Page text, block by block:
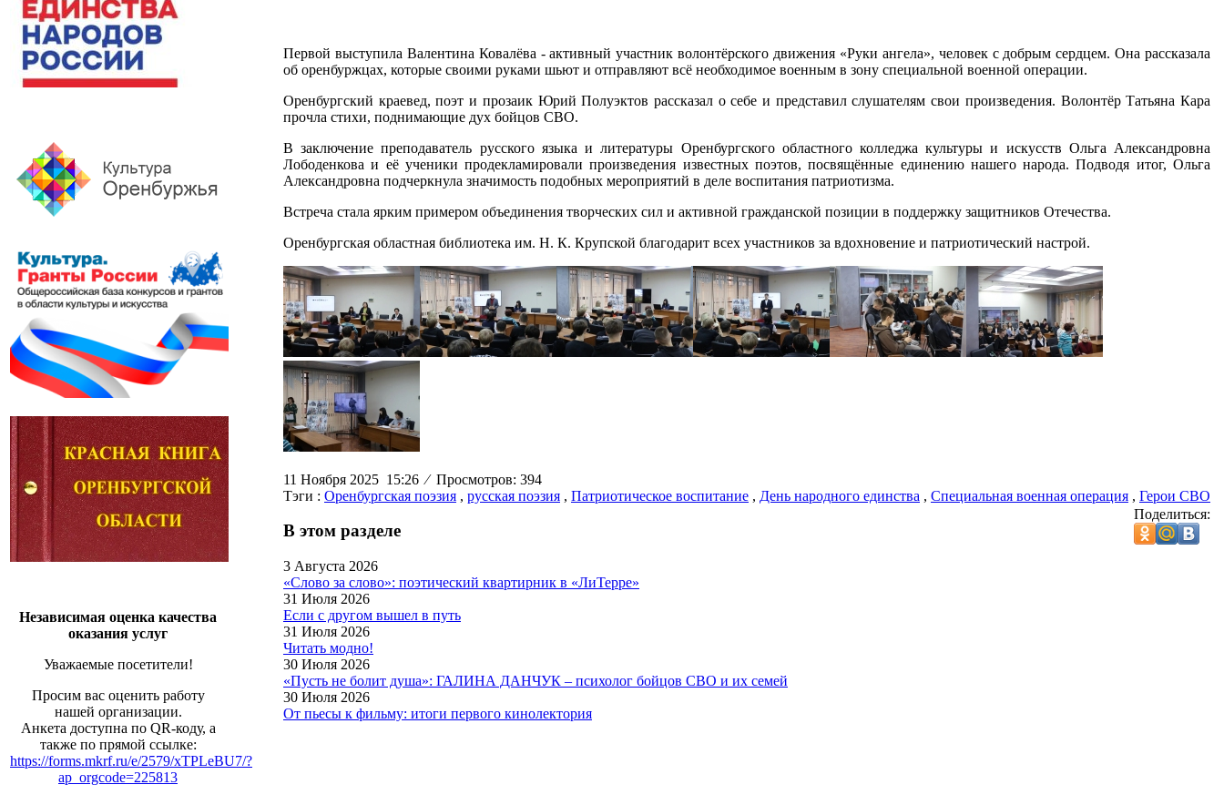
Независимая оценка качества
оказания услуг
Уважаемые посетители!
Просим вас оценить работу
нашей организации.
Анкета доступна по QR-коду, а
также по прямой ссылке:
https://forms.mkrf.ru/e/2579/xTPLeBU7/?
ap_orgcode=225813
Первой выступила Валентина Ковалёва - активный участник волонтёрского движения «Руки ангела», человек с добрым сердцем. Она рассказала
об оренбуржцах, которые своими руками шьют и отправляют всё необходимое военным в зону специальной военной операции.
Оренбургский краевед, поэт и прозаик Юрий Полуэктов рассказал о себе и представил слушателям свои произведения. Волонтёр Татьяна Кара
прочла стихи, поднимающие дух бойцов СВО.
В заключение преподаватель русского языка и литературы Оренбургского областного колледжа культуры и искусств Ольга Александровна
Лободенкова и её ученики продекламировали произведения известных поэтов, посвящённые единению нашего народа. Подводя итог, Ольга
Александровна подчеркнула значимость подобных мероприятий в деле воспитания патриотизма.
Встреча стала ярким примером объединения творческих сил и активной гражданской позиции в поддержку защитников Отечества.
Оренбургская областная библиотека им. Н. К. Крупской благодарит всех участников за вдохновение и патриотический настрой.
11 Ноября 2025 15:26⁄Просмотров: 394
Тэги : Оренбургская поэзия , русская поэзия , Патриотическое воспитание , День народного единства , Специальная военная операция , Герои СВО
Поделиться:
В этом разделе
3 Августа 2026
«Слово за слово»: поэтический квартирник в «ЛиТерре»
31 Июля 2026
Если с другом вышел в путь
31 Июля 2026
Читать модно!
30 Июля 2026
«Пусть не болит душа»: ГАЛИНА ДАНЧУК – психолог бойцов СВО и их семей
30 Июля 2026
От пьесы к фильму: итоги первого кинолектория